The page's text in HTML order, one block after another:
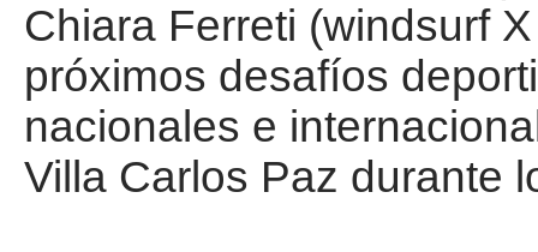
Chiara Ferreti (windsurf
próximos desafíos
nacionales e
Villa Carlos Paz durante